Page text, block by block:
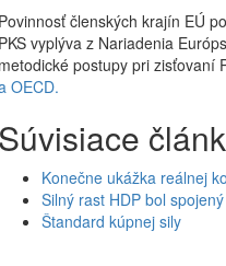
Povinnosť členských krajín EÚ
PKS vyplýva z Nariadenia
metodické postupy pri zisťovaní
OECD.
Súvisiace
Konečne ukážka reálnej
Silný rast HDP bol
Štandard kúpnej sily